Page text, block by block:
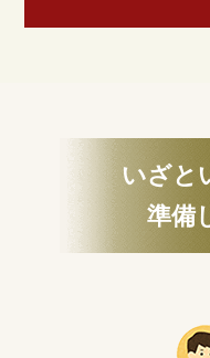
いざと
準備